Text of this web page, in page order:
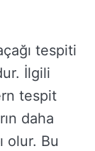
tespiti
İlgili
tespit
daha
olur. Bu